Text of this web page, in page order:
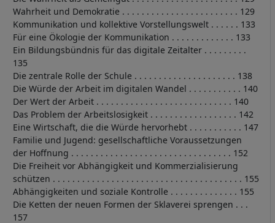
Wahrheit und Demokratie . . . . . . . . . . . . . . . . . . . . . . . . 129
Kommunikation und kollektive Vorstellungswelt . . . . . . 133
Für eine Ökologie der Kommunikation . . . . . . . . . . . . . 133
Ein Bildungsbündnis für das digitale Zeitalter . . . . . . . . .
135
Die zentrale Rolle der Schule . . . . . . . . . . . . . . . . . . . . . 138
Die Würde der Arbeit im digitalen Wandel . . . . . . . . . . . 140
Der Wert der Arbeit . . . . . . . . . . . . . . . . . . . . . . . . . . . . 140
Das Problem der Arbeitslosigkeit . . . . . . . . . . . . . . . . . . 142
Eine Wirtschaft, die die Würde hervorhebt . . . . . . . . . . . 147
Familie und Jugend: gesellschaftliche Voraussetzungen
der Hoffnung . . . . . . . . . . . . . . . . . . . . . . . . . . . . . . . . . 152
Die Freiheit vor Abhängigkeit und Kommerzialisierung
schützen . . . . . . . . . . . . . . . . . . . . . . . . . . . . . . . . . . . . . . . 155
Abhängigkeiten und soziale Kontrolle . . . . . . . . . . . . . . 155
Die Ketten der neuen Formen der Sklaverei sprengen . . .
157